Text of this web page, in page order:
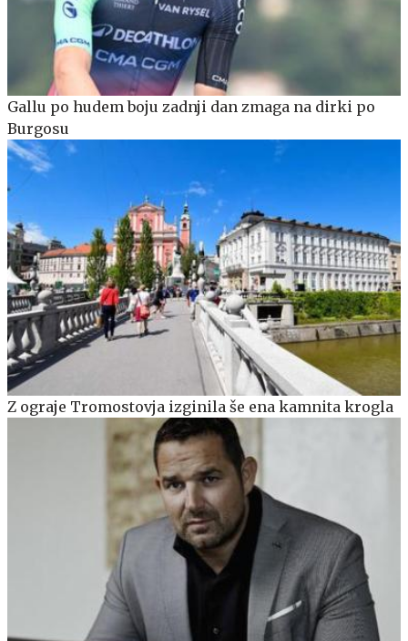
Gallu po hudem boju zadnji dan zmaga na dirki po
Burgosu
Z ograje Tromostovja izginila še ena kamnita krogla